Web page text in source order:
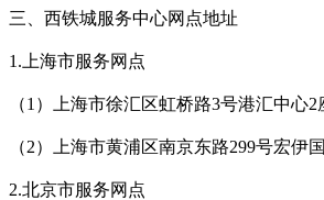
三、西铁城服务中心网点地址
1.上海市服务网点
（1）上海市徐汇区虹桥路3号港汇中心2
（2）上海市黄浦区南京东路299号宏伊
2.北京市服务网点